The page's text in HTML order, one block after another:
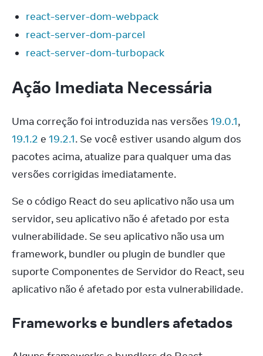
react-server-dom-webpack
react-server-dom-parcel
react-server-dom-turbopack
Ação Imediata Necessária
Uma correção foi introduzida nas versões 19.0.1
19.1.2 e 19.2.1. Se você estiver usando algum dos
pacotes acima, atualize para qualquer uma das
versões corrigidas imediatamente.
Se o código React do seu aplicativo não usa um
servidor, seu aplicativo não é afetado por esta
vulnerabilidade. Se seu aplicativo não usa um
framework, bundler ou plugin de bundler que
suporte Componentes de Servidor do React, seu
aplicativo não é afetado por esta vulnerabilidade.
Frameworks e bundlers afetados